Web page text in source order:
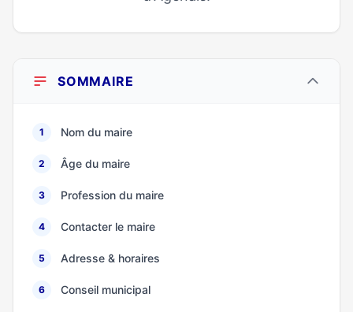
SOMMAIRE
1 Nom du maire
2 Âge du maire
3 Profession du maire
4 Contacter le maire
5 Adresse & horaires
6 Conseil municipal